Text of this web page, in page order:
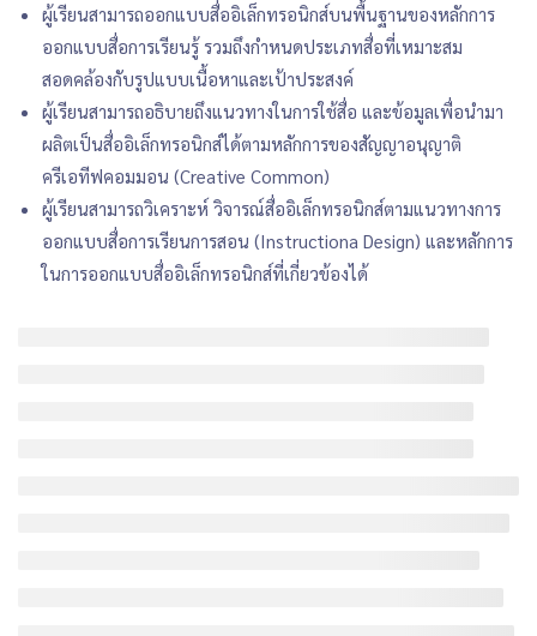
ผู้เรียนสามารถออกแบบสื่ออิเล็กทรอนิกส์บนพื้นฐานของหลักการ
ออกแบบสื่อการเรียนรู้ รวมถึงกำหนดประเภทสื่อที่เหมาะสม
สอดคล้องกับรูปแบบเนื้อหาและเป้าประสงค์
ผู้เรียนสามารถอธิบายถึงแนวทางในการใช้สื่อ และข้อมูลเพื่อนำมา
ผลิตเป็นสื่ออิเล็กทรอนิกส์ได้ตามหลักการของสัญญาอนุญาติ
ครีเอทีฟคอมมอน (Creative Common)
ผู้เรียนสามารถวิเคราะห์ วิจารณ์สื่ออิเล็กทรอนิกส์ตามแนวทางการ
ออกแบบสื่อการเรียนการสอน (Instructiona Design) และหลักการ
ในการออกแบบสื่ออิเล็กทรอนิกส์ที่เกี่ยวข้องได้